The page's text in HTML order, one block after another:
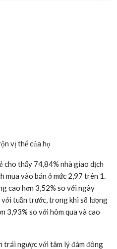
vị thế của họ
cho thấy 74,84% nhà giao dịch
mua vào bán ở mức 2,97 trên 1.
cao hơn 3,52% so với ngày
tuần trước, trong khi số lượng
3,93% so với hôm qua và cao
trái ngược với tâm lý đám đông